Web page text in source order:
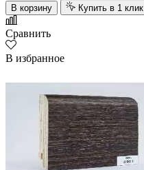
В корзину Купить в 1 клик
Сравнить
В избранное